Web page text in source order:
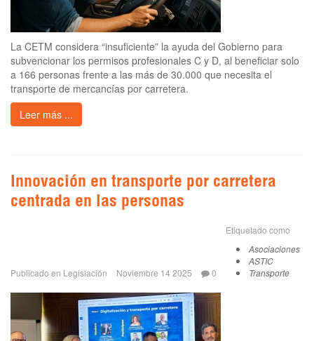
La CETM considera “insuficiente” la ayuda del Gobierno para
subvencionar los permisos profesionales C y D, al beneficiar solo
a 166 personas frente a las más de 30.000 que necesita el
transporte de mercancías por carretera.
Leer más ...
Innovación en transporte por carretera
centrada en las personas
Publicado en Legislación Noviembre 14 2025 0
Etiquetado como
Asociaciones
ASTIC
Transporte